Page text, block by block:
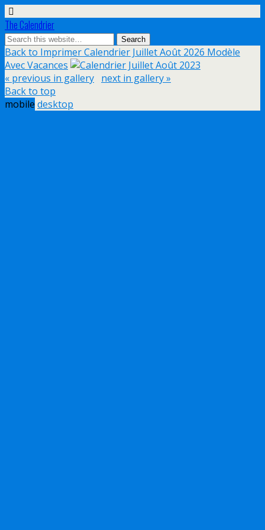
The Calendrier
Back to Imprimer Calendrier Juillet Août 2026 Modèle
Avec Vacances
« previous in gallery next in gallery »
Back to top
mobile desktop